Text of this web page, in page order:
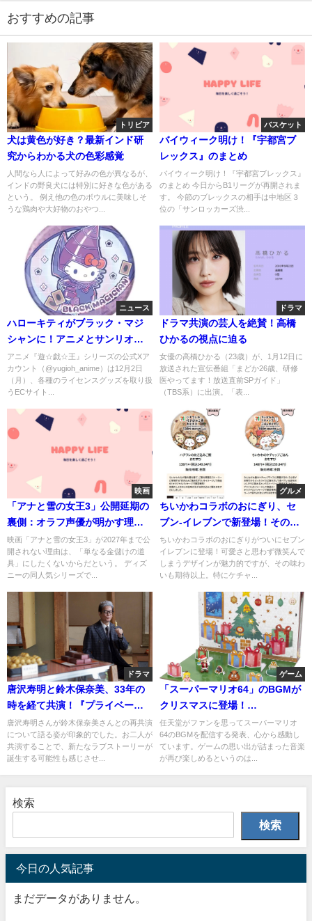
おすすめの記事
トリビア
犬は黄色が好き？最新インド研
究からわかる犬の色彩感覚
人間なら人によって好みの色が異なるが、
インドの野良犬には特別に好きな色がある
という。 例え他の色のボウルに美味しそ
うな鶏肉や大好物のおやつ...
バスケット
バイウィーク明け！『宇都宮ブ
レックス』のまとめ
バイウィーク明け！『宇都宮ブレックス』
のまとめ 今日からB1リーグが再開されま
す。 今節のブレックスの相手は中地区３
位の「サンロッカーズ渋...
ニュース
ハローキティがブラック・マジ
シャンに！アニメとサンリオの
夢の融合
アニメ『遊☆戯☆王』シリーズの公式Xア
カウント（@yugioh_anime）は12月2日
（月）、各種のライセンスグッズを取り扱
うECサイト...
ドラマ
ドラマ共演の芸人を絶賛！高橋
ひかるの視点に迫る
女優の高橋ひかる（23歳）が、1月12日に
放送された宣伝番組「まどか26歳、研修
医やってます！放送直前SPガイド」
（TBS系）に出演。「表...
映画
「アナと雪の女王3」公開延期の
裏側：オラフ声優が明かす理由
とは？
映画「アナと雪の女王3」が2027年まで公
開されない理由は、「単なる金儲けの道
具」にしたくないからだという。 ディズ
ニーの同人気シリーズで...
グルメ
ちいかわコラボのおにぎり、セ
ブン-イレブンで新登場！その魅
力を徹底解説
ちいかわコラボのおにぎりがついにセブン
イレブンに登場！可愛さと思わず微笑んで
しまうデザインが魅力的ですが、その味わ
いも期待以上。特にケチャ...
ドラマ
唐沢寿明と鈴木保奈美、33年の
時を経て共演！『プライベート
バンカー』の魅力とは
唐沢寿明さんが鈴木保奈美さんとの再共演
について語る姿が印象的でした。お二人が
共演することで、新たなラブストーリーが
誕生する可能性も感じさせ...
ゲーム
「スーパーマリオ64」のBGMが
クリスマスに登場！
NintendoMusicで楽しもう
任天堂がファンを思ってスーパーマリオ
64のBGMを配信する発表、心から感動し
ています。ゲームの思い出が詰まった音楽
が再び楽しめるというのは...
検索
検索
今日の人気記事
まだデータがありません。